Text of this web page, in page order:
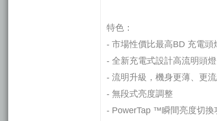
特色：
- 市場性價比最高BD 充電頭
- 全新充電式設計高流明頭燈
- 流明升級，機身更薄、更
- 無段式亮度調整
- PowerTap ™瞬間亮度切換